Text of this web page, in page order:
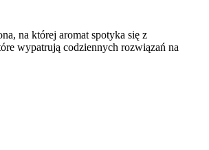
na której aromat spotyka się z
wypatrują codziennych rozwiązań na